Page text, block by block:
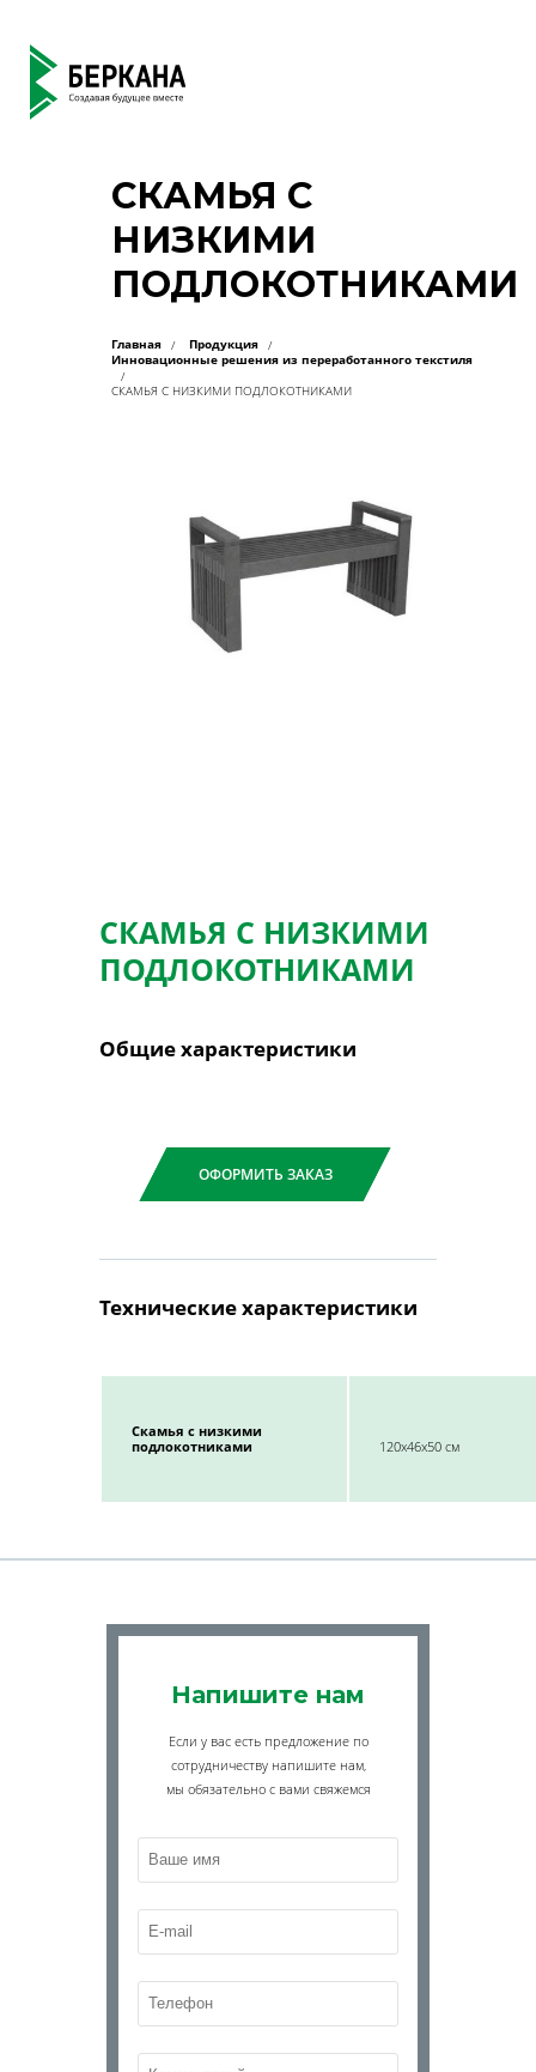
СКАМЬЯ С
НИЗКИМИ
ПОДЛОКОТНИКАМИ
Главная
Продукция
Инновационные решения из переработанного текстиля
СКАМЬЯ С НИЗКИМИ ПОДЛОКОТНИКАМИ
СКАМЬЯ С НИЗКИМИ
ПОДЛОКОТНИКАМИ
Общие характеристики
ОФОРМИТЬ ЗАКАЗ
Технические характеристики
Скамья с низкими
подлокотниками
120x46x50 см
Напишите нам
Если у вас есть предложение по
сотрудничеству напишите нам,
мы обязательно с вами свяжемся